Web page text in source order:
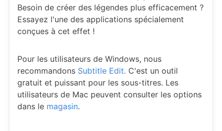
Besoin de créer des légendes plus efficacement ?
Essayez l'une des applications spécialement
conçues à cet effet !
Pour les utilisateurs de Windows, nous
recommandons Subtitle Edit. C'est un outil
gratuit et puissant pour les sous-titres. Les
utilisateurs de Mac peuvent consulter les options
dans le magasin.